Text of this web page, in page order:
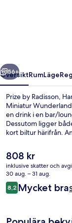
Nästa
56+
ÖversiktRumLäge
Prize by Radisson,
Miniatur
en drink i en bar/
Dessutom ligger
kort biltur härifrån.
Bahnstation tar det
9 minuter.
Det
nuvarande
priset
är
808 kr
808 kr
inklusive skatter och
30 aug. – 31 aug.
Recensioner
8,28,2 av 10,
Mycket bra